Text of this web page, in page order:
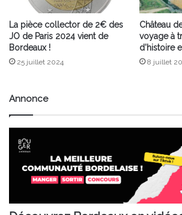
La pièce collector de 2€ des
JO de Paris 2024 vient de
Bordeaux !
25 juillet 2024
Château
voyage à
d’histoire
8 juillet
Annonce